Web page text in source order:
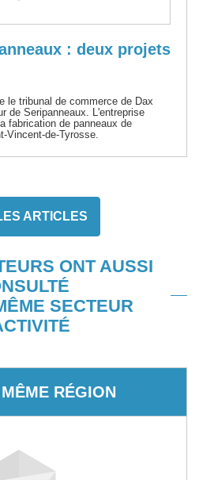
: deux projets
le tribunal de commerce de Dax
de Seripanneaux. L'entreprise
fabrication de panneaux de
Vincent-de-Tyrosse.
ARTICLES
ONT AUSSI
SECTEUR
RÉGION